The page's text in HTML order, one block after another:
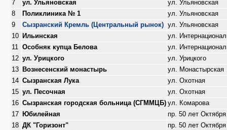
7
ул. Ульяновская
ул. Ульяновская
8
Поликлиника № 1
ул. Ульяновская
9
Сызранский Кремль (Центральный рынок) ул. Ульяновская
10
Ильинская
ул.
11 Особняк купца Белова
ул.
12 ул. Урицкого
ул. Урицкого
13
Вознесенский монастырь
ул. Монастырская
14 Сызранская Лука
ул. Охотная
15 ул. Песочная
ул. Охотная
16 Сызранская городская больница (СГММЦБ) ул. Комарова
17
Юбилейная
пр. 50 лет Октября
18 ДК "Горизонт"
пр. 50 лет Октября